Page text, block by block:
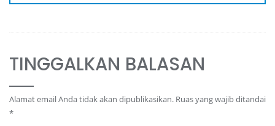
TINGGALKAN BALASAN
Alamat email Anda tidak akan dipublikasikan. Ruas yang wajib ditandai
*